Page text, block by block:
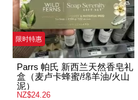
限时特惠
Parrs 帕氏 新西兰天然香皂礼
盒（麦卢卡蜂蜜/绵羊油/火山
泥）
NZ$24.26